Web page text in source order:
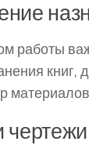
работы
книг,